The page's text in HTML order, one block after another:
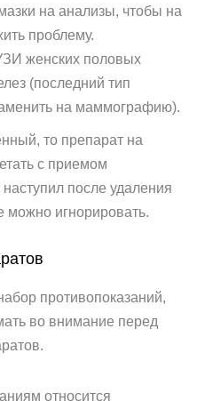
на анализы, чтобы на
проблему.
женских половых
(последний тип
на маммографию).
то препарат на
с приемом
после удаления
можно игнорировать.
противопоказаний,
во внимание перед
относится